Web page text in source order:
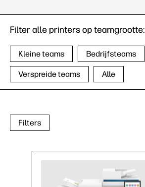
Filter alle printers op teamgrootte:
Kleine teams Bedrijfsteams
Verspreide teams Alle
Filters